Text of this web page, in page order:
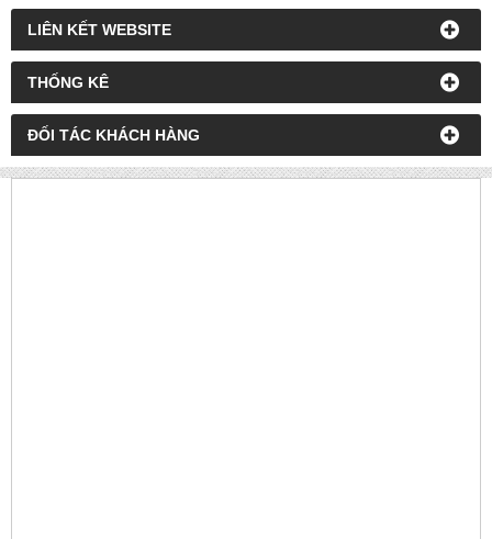
LIÊN KẾT WEBSITE
THỐNG KÊ
ĐỐI TÁC KHÁCH HÀNG